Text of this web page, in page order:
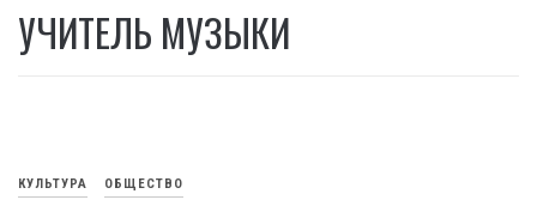
УЧИТЕЛЬ МУЗЫКИ
КУЛЬТУРА ОБЩЕСТВО